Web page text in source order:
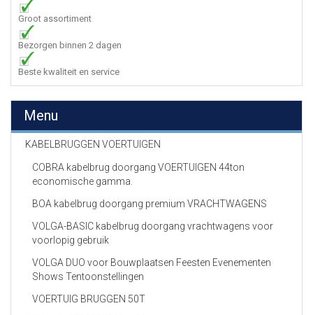
Groot assortiment
Bezorgen binnen 2 dagen
Beste kwaliteit en service
Menu
KABELBRUGGEN VOERTUIGEN
COBRA kabelbrug doorgang VOERTUIGEN 44ton
economische gamma.
BOA kabelbrug doorgang premium VRACHTWAGENS
VOLGA-BASIC kabelbrug doorgang vrachtwagens voor
voorlopig gebruik
VOLGA DUO voor Bouwplaatsen Feesten Evenementen
Shows Tentoonstellingen
VOERTUIG BRUGGEN 50T